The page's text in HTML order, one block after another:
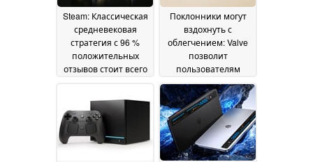
Steam: Классическая
средневековая
стратегия с 96 %
положительных
отзывов стоит всего
Поклонники могут
вздохнуть с
облегчением: Valve
позволит
пользователям
собирать свои
собственные Steam
Machine 23 June 2026